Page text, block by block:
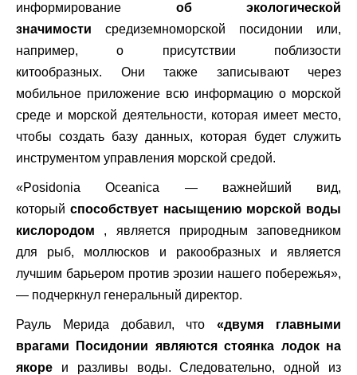
информирование об экологической
значимости средиземноморской посидонии или,
например, о присутствии поблизости
китообразных. Они также записывают через
мобильное приложение всю информацию о морской
среде и морской деятельности, которая имеет место,
чтобы создать базу данных, которая будет служить
инструментом управления морской средой.
«Posidonia Oceanica — важнейший вид,
который способствует насыщению морской воды
кислородом , является природным заповедником
для рыб, моллюсков и ракообразных и является
лучшим барьером против эрозии нашего побережья»,
— подчеркнул генеральный директор.
Рауль Мерида добавил, что«двумя главными
врагами Посидонии являются стоянка лодок на
якоре и разливы воды. Следовательно, одной из